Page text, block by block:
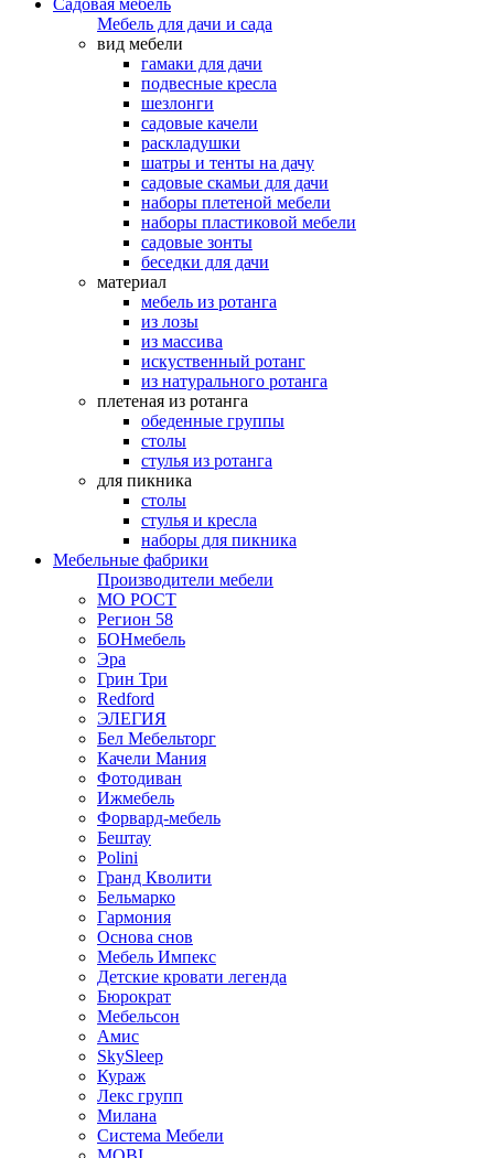
Садовая мебель
Мебель для дачи и сада
вид мебели
гамаки для дачи
подвесные кресла
шезлонги
садовые качели
раскладушки
шатры и тенты на дачу
садовые скамьи для дачи
наборы плетеной мебели
наборы пластиковой мебели
садовые зонты
беседки для дачи
материал
мебель из ротанга
из лозы
из массива
искуственный ротанг
из натурального ротанга
плетеная из ротанга
обеденные группы
столы
стулья из ротанга
для пикника
столы
стулья и кресла
наборы для пикника
Мебельные фабрики
Производители мебели
МО РОСТ
Регион 58
БОНмебель
Эра
Грин Три
Redford
ЭЛЕГИЯ
Бел Мебельторг
Качели Мания
Фотодиван
Ижмебель
Форвард-мебель
Бештау
Polini
Гранд Кволити
Бельмарко
Гармония
Основа снов
Мебель Импекс
Детские кровати легенда
Бюрократ
Мебельсон
Амис
SkySleep
Кураж
Лекс групп
Милана
Система Мебели